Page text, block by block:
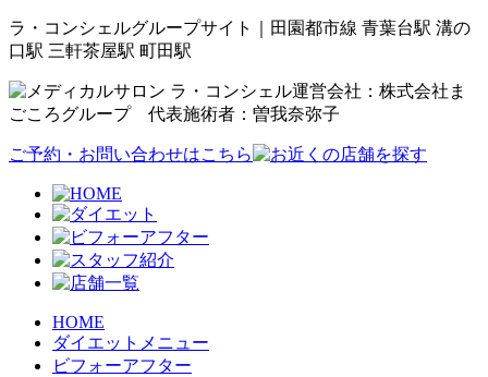
ラ・コンシェルグループサイト｜田園都市線 青葉台駅 溝の
口駅 三軒茶屋駅 町田駅
運営会社：株式会社ま
ごころグループ 代表施術者：曽我奈弥子
ご予約・お問い合わせはこちら
HOME
ダイエットメニュー
ビフォーアフター